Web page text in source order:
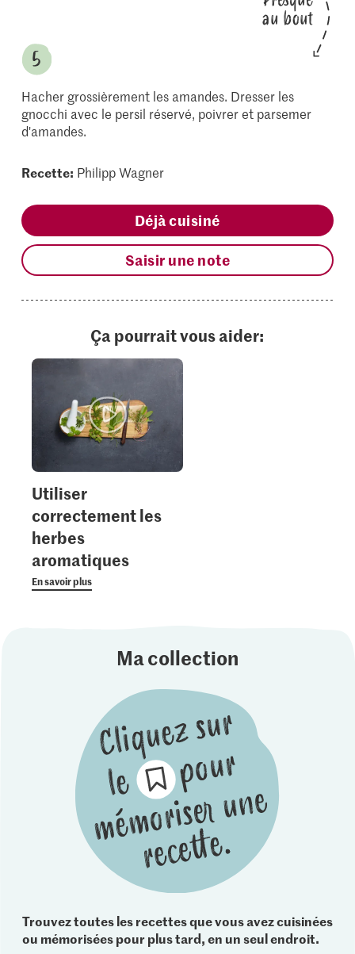
au bout
Hacher grossièrement les amandes. Dresser les
gnocchi avec le persil réservé, poivrer et parsemer
d'amandes.
Recette: Philipp Wagner
Déjà cuisiné
Saisir une note
Ça pourrait vous aider:
Utiliser
correctement les
herbes
aromatiques
En savoir plus
Ma collection
Trouvez toutes les recettes que vous avez cuisinées
ou mémorisées pour plus tard, en un seul endroit.